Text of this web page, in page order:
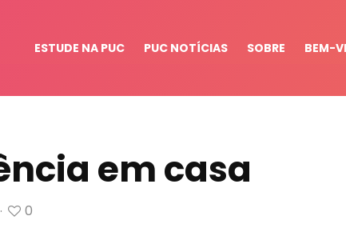
ESTUDE NA PUC PUC NOTÍCIAS SOBRE BEM-
em casa
· 0